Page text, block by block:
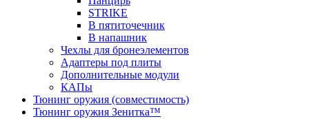
STRIKE
В пятиточечник
В напашник
Чехлы для бронеэлементов
Адаптеры под плиты
Дополнительные модули
КАПы
Тюнинг оружия (совместимость)
Тюнинг оружия Зенитка™